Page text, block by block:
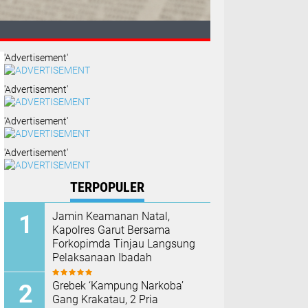
'Advertisement'
'Advertisement'
'Advertisement'
'Advertisement'
TERPOPULER
Jamin Keamanan Natal,
Kapolres Garut Bersama
Forkopimda Tinjau Langsung
Pelaksanaan Ibadah
Grebek ‘Kampung Narkoba’
Gang Krakatau, 2 Pria